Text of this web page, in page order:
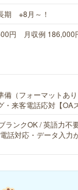
期 ※8月～！
円 月収例 186,000
備（フォーマットあ
・来客電話応対【OA
ランクOK / 英語力不
話対応・データ入力